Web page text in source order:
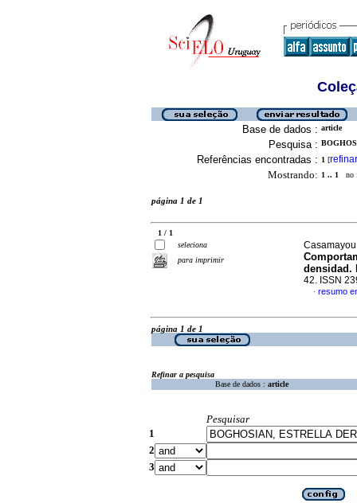
Base de dados : article
Pesquisa :
Referências encontradas : 1 [refinar
Mostrando: 1 .. 1 no
página 1 de 1
1 / 1
seleciona
para imprimir
densidad.
42. ISSN
· resumo
página 1 de 1
Refinar a pesquisa
Base de dados : article
Pesquisar
1
2
3